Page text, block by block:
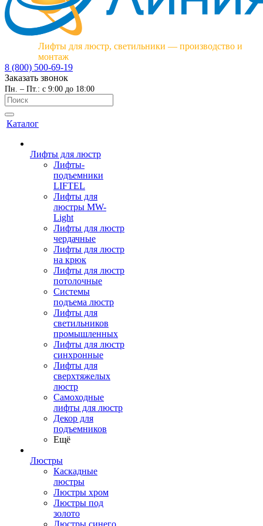
Лифты для люстр, светильники — производство и
монтаж
8 (800) 500-69-19
Заказать звонок
Пн. – Пт.: с 9:00 до 18:00
Каталог
Лифты для люстр
Лифты-
подъемники
LIFTEL
Лифты для
люстры MW-
Light
Лифты для люстр
чердачные
Лифты для люстр
на крюк
Лифты для люстр
потолочные
Системы
подъема люстр
Лифты для
светильников
промышленных
Лифты для люстр
синхронные
Лифты для
сверхтяжелых
люстр
Самоходные
лифты для люстр
Декор для
подъемников
Ещё
Люстры
Каскадные
люстры
Люстры хром
Люстры под
золото
Люстры синего